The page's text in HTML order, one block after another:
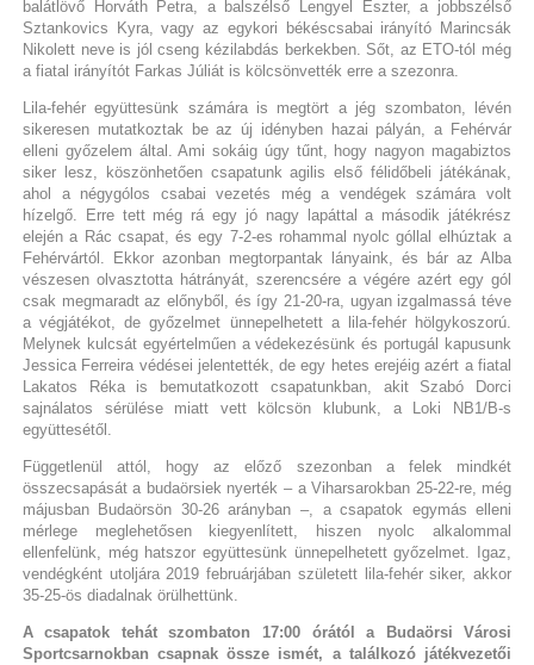
balátlövő Horváth Petra, a balszélső Lengyel Eszter, a jobbszélső
Sztankovics Kyra, vagy az egykori békéscsabai irányító Marincsák
Nikolett neve is jól cseng kézilabdás berkekben. Sőt, az ETO-tól még
a fiatal irányítót Farkas Júliát is kölcsönvették erre a szezonra.
Lila-fehér együttesünk számára is megtört a jég szombaton, lévén
sikeresen mutatkoztak be az új idényben hazai pályán, a Fehérvár
elleni győzelem által. Ami sokáig úgy tűnt, hogy nagyon magabiztos
siker lesz, köszönhetően csapatunk agilis első félidőbeli játékának,
ahol a négygólos csabai vezetés még a vendégek számára volt
hízelgő. Erre tett még rá egy jó nagy lapáttal a második játékrész
elején a Rác csapat, és egy 7-2-es rohammal nyolc góllal elhúztak a
Fehérvártól. Ekkor azonban megtorpantak lányaink, és bár az Alba
vészesen olvasztotta hátrányát, szerencsére a végére azért egy gól
csak megmaradt az előnyből, és így 21-20-ra, ugyan izgalmassá téve
a végjátékot, de győzelmet ünnepelhetett a lila-fehér hölgykoszorú.
Melynek kulcsát egyértelműen a védekezésünk és portugál kapusunk
Jessica Ferreira védései jelentették, de egy hetes erejéig azért a fiatal
Lakatos Réka is bemutatkozott csapatunkban, akit Szabó Dorci
sajnálatos sérülése miatt vett kölcsön klubunk, a Loki NB1/B-s
együttesétől.
Függetlenül attól, hogy az előző szezonban a felek mindkét
összecsapását a budaörsiek nyerték – a Viharsarokban 25-22-re, még
májusban Budaörsön 30-26 arányban –, a csapatok egymás elleni
mérlege meglehetősen kiegyenlített, hiszen nyolc alkalommal
ellenfelünk, még hatszor együttesünk ünnepelhetett győzelmet. Igaz,
vendégként utoljára 2019 februárjában született lila-fehér siker, akkor
35-25-ös diadalnak örülhettünk.
A csapatok tehát szombaton 17:00 órától a Budaörsi Városi
Sportcsarnokban csapnak össze ismét, a találkozó játékvezetői